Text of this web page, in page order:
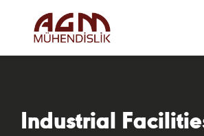
agm@agm.com.
tr
Industrial